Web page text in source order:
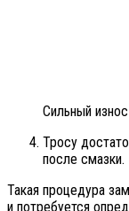
Сильный
Тросу
после смазки.
Такая процедура
и потребуется